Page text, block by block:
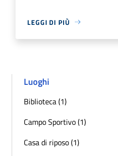
LEGGI DI PIÙ
Luoghi
Biblioteca (1)
Campo Sportivo (1)
Casa di riposo (1)